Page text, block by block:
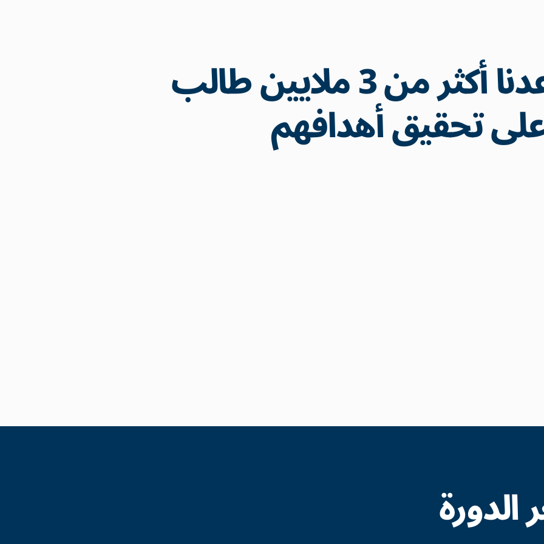
لقد ساعدنا أكثر من 3 ملايين طالب
تحقيق أهدافهم